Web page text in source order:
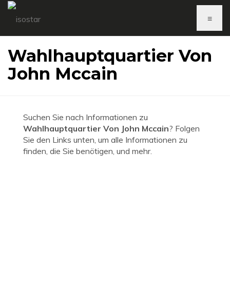
≡
Wahlhauptquartier Von
John Mccain
Suchen Sie nach Informationen zu
Wahlhauptquartier Von John Mccain? Folgen
Sie den Links unten, um alle Informationen zu
finden, die Sie benötigen, und mehr.